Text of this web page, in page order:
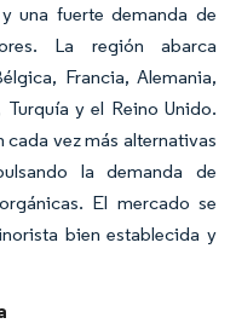
una fuerte demanda de
La región abarca
Francia, Alemania,
Turquía y el Reino Unido.
vez más alternativas
la demanda de
El mercado se
bien establecida y